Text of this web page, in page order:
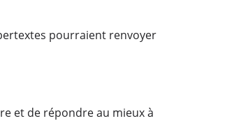
pourraient renvoyer
et de répondre au mieux à